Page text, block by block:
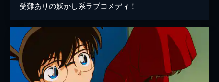
受難ありの妖かし系ラブコメディ！